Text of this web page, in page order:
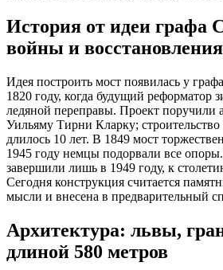
История от идеи графа
войны и восстановления
Идея построить мост появилась у
1820 году, когда будущий реформатор
ледяной переправы. Проект поручили
Уильяму Тирни Кларку; строительство
длилось 10 лет. В 1849 мост
1945 году немцы подорвали все
завершили лишь в 1949 году, к
Сегодня конструкция считается
мысли и внесена в
Архитектура: львы,
длиной 580 метров